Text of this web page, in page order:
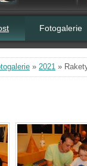
Fotogalerie
» 2021 »